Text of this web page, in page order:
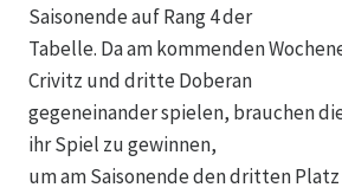
Saisonende auf Rang 4 der
Tabelle. Da am kommenden
Crivitz und dritte Doberan
gegeneinander spielen, brauchen
ihr Spiel zu gewinnen,
um am Saisonende den dritten